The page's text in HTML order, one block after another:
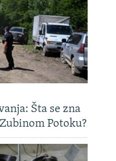
Šta se zna
Potoku?